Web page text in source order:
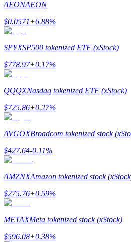
Высокая прибыль и
Launchpool
Гибкая ставка для заработка
AEONAEON
$0.0571+6.88%
SPYXSP500 tokenized ETF (xStock)
$778.97+0.17%
QQQXNasdaq tokenized ETF (xStock)
$725.86+0.27%
AVGOXBroadcom tokenized stock
$427.64-0.11%
AMZNXAmazon tokenized stock
$275.76+0.59%
METAXMeta tokenized stock (xStock)
$596.08+0.38%